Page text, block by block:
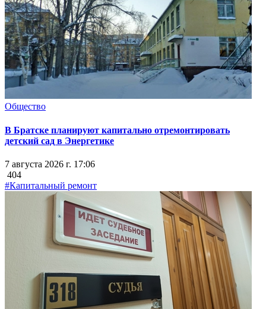
Общество
В Братске планируют капитально отремонтировать
детский сад в Энергетике
7 августа 2026 г. 17:06
404
#Капитальный ремонт